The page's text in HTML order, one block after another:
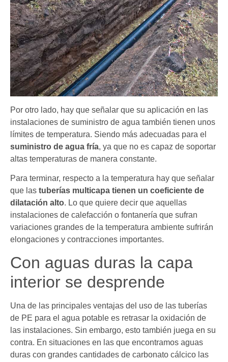
Por otro lado, hay que señalar que su aplicación en las
instalaciones de suministro de agua también tienen unos
límites de temperatura. Siendo más adecuadas para el
suministro de agua fría, ya que no es capaz de soportar
altas temperaturas de manera constante.
Para terminar, respecto a la temperatura hay que señalar
que las tuberías multicapa tienen un coeficiente de
dilatación alto. Lo que quiere decir que aquellas
instalaciones de calefacción o fontanería que sufran
variaciones grandes de la temperatura ambiente sufrirán
elongaciones y contracciones importantes.
Con aguas duras la capa
interior se desprende
Una de las principales ventajas del uso de las tuberías
de PE para el agua potable es retrasar la oxidación de
las instalaciones. Sin embargo, esto también juega en su
contra. En situaciones en las que encontramos aguas
duras con grandes cantidades de carbonato cálcico las